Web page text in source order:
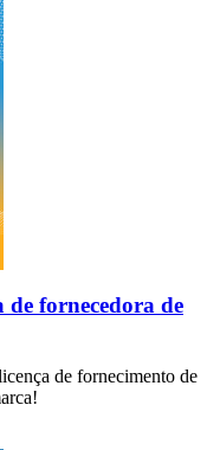
fornecedora de
de fornecimento de